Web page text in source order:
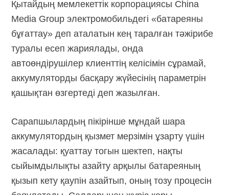
Қытайдың мемлекеттік корпорациясы China
Media Group электромобильдегі «батареяны
бұғаттау» деп аталатын кең таралған тәжірибе
туралы есеп жариялады, онда
автоөндірушілер клиенттің келісімін сұрамай,
аккумуляторды басқару жүйесінің параметрін
қашықтан өзгертеді деп жазылған.
Сарапшылардың пікірінше мұндай шара
аккумулятордың қызмет мерзімін ұзарту үшін
жасалады: қуаттау тогын шектеп, нақты
сыйымдылықты азайту арқылы батареяның
қызып кету қаупін азайтып, оның тозу процесін